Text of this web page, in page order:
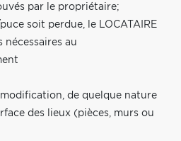
par le propriétaire;
soit perdue, le LOCATAIRE
nécessaires au
de quelque nature
des lieux (pièces, murs ou